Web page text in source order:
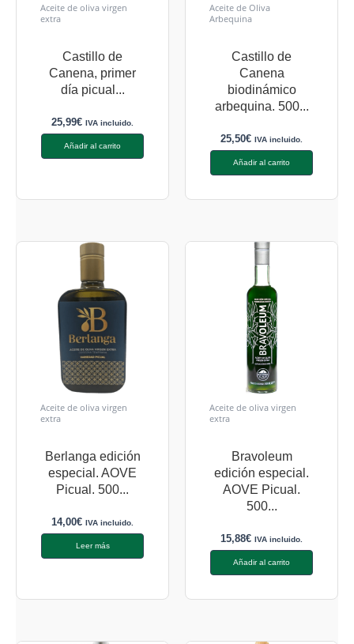
Aceite de oliva virgen
extra
Castillo de
Canena, primer
día picual...
25,99€ IVA incluido.
Añadir al carrito
Aceite de Oliva
Arbequina
Castillo de
Canena
biodinámico
arbequina. 500...
25,50€ IVA incluido.
Añadir al carrito
Aceite de oliva virgen
extra
Berlanga edición
especial. AOVE
Picual. 500...
14,00€ IVA incluido.
Leer más
Aceite de oliva virgen
extra
Bravoleum
edición especial.
AOVE Picual.
500...
15,88€ IVA incluido.
Añadir al carrito